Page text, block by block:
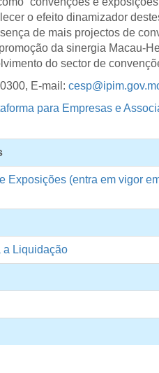
o efeito dinamizador
de mais projectos de
da sinergia Macau-
do sector de
E-mail:
para Empresas e
Exposições (entra em vigor
a Liquidação